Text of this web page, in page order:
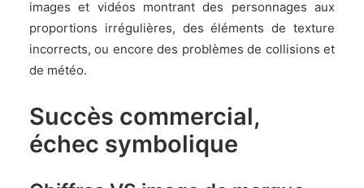
images et vidéos montrant des personnages aux
proportions irrégulières, des éléments de texture
incorrects, ou encore des problèmes de collisions et
de météo.
Succès commercial,
échec symbolique